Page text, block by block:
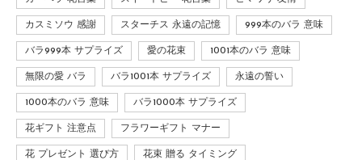
カスミソウ 感謝 スターチス 永遠の記憶 999本のバラ 意味
バラ999本 サプライズ 愛の花束 1001本のバラ 意味
無限の愛 バラ バラ1001本 サプライズ 永遠の誓い
1000本のバラ 意味 バラ1000本 サプライズ
花ギフト 注意点 フラワーギフト マナー
花 プレゼント 選び方 花束 贈る タイミング